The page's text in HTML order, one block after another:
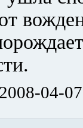
04-07